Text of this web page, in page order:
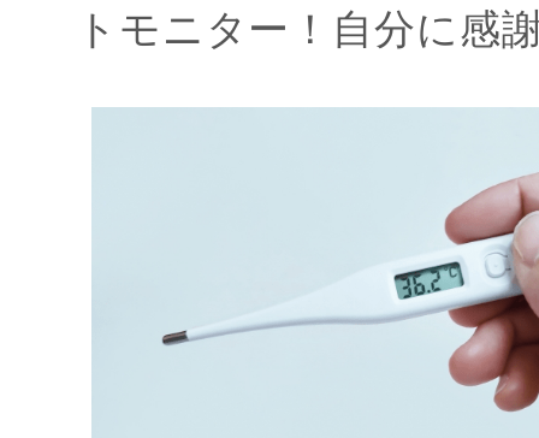
トモニター！自分に感